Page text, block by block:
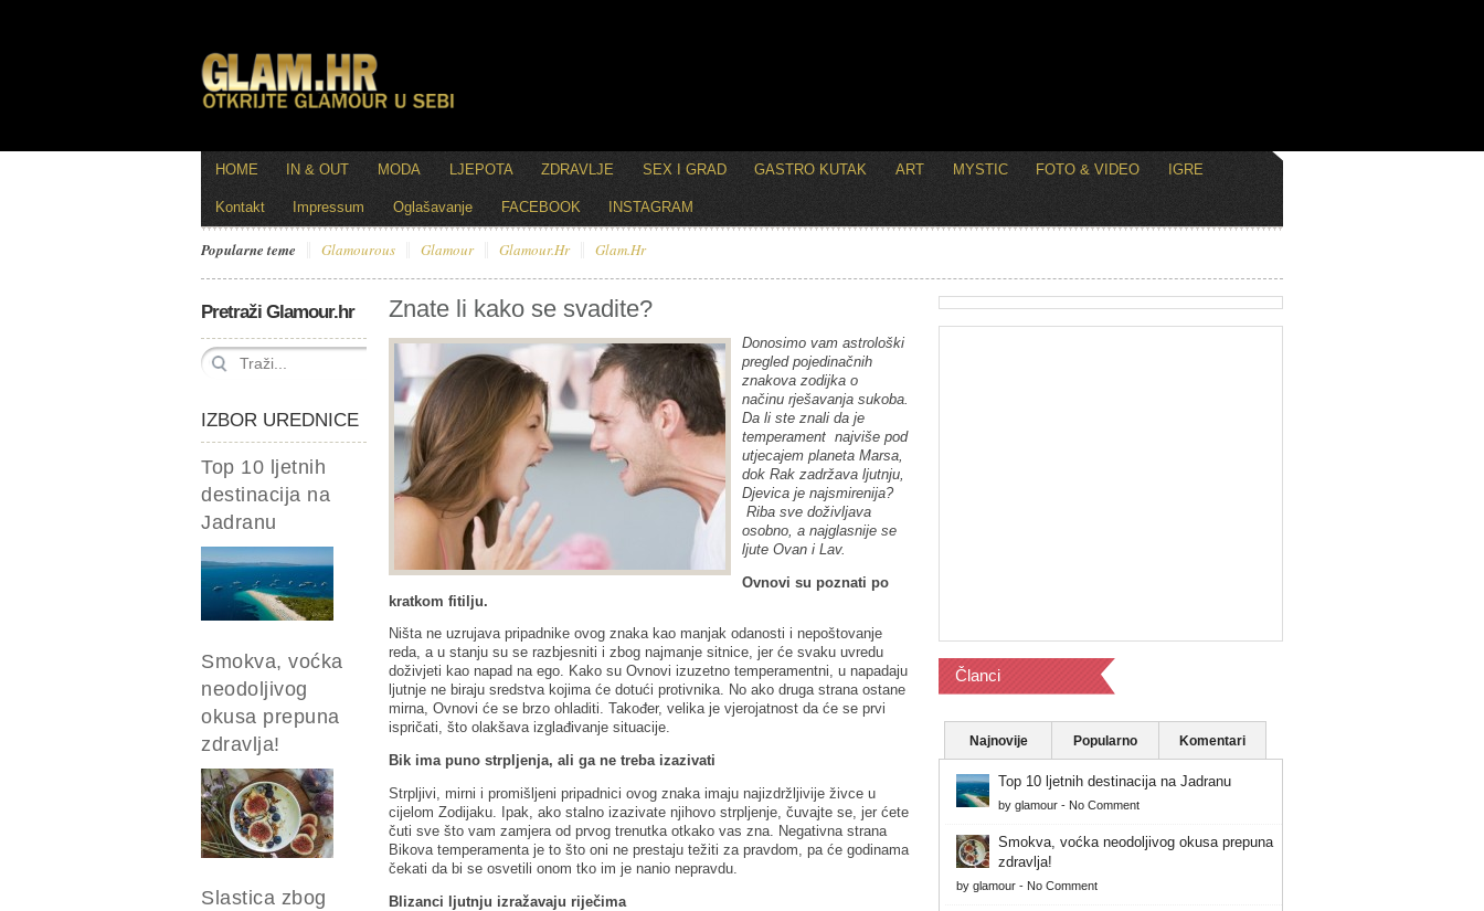
HOME IN & OUT MODA LJEPOTA ZDRAVLJE SEX I GRAD GASTRO KUTAK ART MYSTIC FOTO & VIDEO IGRE
Kontakt Impressum Oglašavanje FACEBOOK INSTAGRAM
Popularne teme Glamourous Glamour Glamour.hr Glam.hr
Pretraži Glamour.hr
IZBOR UREDNICE
Top 10 ljetnih
destinacija na
Jadranu
Smokva, voćka
neodoljivog
okusa prepuna
zdravlja!
Slastica zbog
Znate li kako se svadite?
Donosimo vam astrološki
pregled pojedinačnih
znakova zodijka o
načinu rješavanja sukoba.
Da li ste znali da je
temperament najviše pod
utjecajem planeta Marsa,
dok Rak zadržava ljutnju,
Djevica je najsmirenija?
Riba sve doživljava
osobno, a najglasnije se
ljute Ovan i Lav.
Ovnovi su poznati po
kratkom fitilju.
Ništa ne uzrujava pripadnike ovog znaka kao manjak odanosti i nepoštovanje
reda, a u stanju su se razbjesniti i zbog najmanje sitnice, jer će svaku uvredu
doživjeti kao napad na ego. Kako su Ovnovi izuzetno temperamentni, u napadaju
ljutnje ne biraju sredstva kojima će dotući protivnika. No ako druga strana ostane
mirna, Ovnovi će se brzo ohladiti. Također, velika je vjerojatnost da će se prvi
ispričati, što olakšava izglađivanje situacije.
Bik ima puno strpljenja, ali ga ne treba izazivati
Strpljivi, mirni i promišljeni pripadnici ovog znaka imaju najizdržljivije živce u
cijelom Zodijaku. Ipak, ako stalno izazivate njihovo strpljenje, čuvajte se, jer ćete
čuti sve što vam zamjera od prvog trenutka otkako vas zna. Negativna strana
Bikova temperamenta je to što oni ne prestaju težiti za pravdom, pa će godinama
čekati da bi se osvetili onom tko im je nanio nepravdu.
Blizanci ljutnju izražavaju riječima
Članci
Najnovije Popularno Komentari
Top 10 ljetnih destinacija na Jadranu
by glamour - No Comment
Smokva, voćka neodoljivog okusa prepuna
zdravlja!
by glamour - No Comment